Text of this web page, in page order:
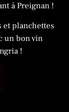
à Preignan !
et planchettes
un bon vin
!​